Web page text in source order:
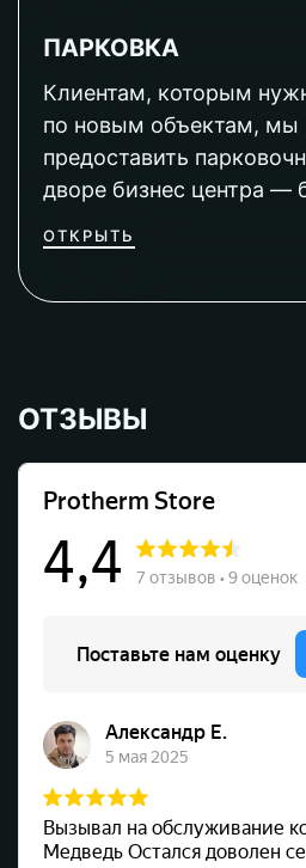
ПАРКОВКА
Клиентам, которым
по новым объектам,
предоставить
дворе бизнес центра —
ОТКРЫТЬ
ОТЗЫВЫ